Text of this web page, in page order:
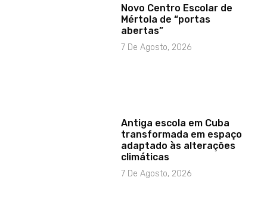
Novo Centro Escolar de
Mértola de “portas
abertas”
7 De Agosto, 2026
Antiga escola em Cuba
transformada em espaço
adaptado às alterações
climáticas
7 De Agosto, 2026